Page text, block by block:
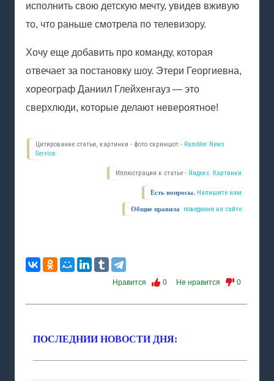
исполнить свою детскую мечту, увидев вживую
то, что раньше смотрела по телевизору.
Хочу еще добавить про команду, которая
отвечает за постановку шоу. Этери Георгиевна,
хореограф Даниил Глейхенгауз — это
сверхлюди, которые делают невероятное!
Цитирование статьи, картинки - фото скриншот - Rambler News
Service.
Иллюстрация к статье - Яндекс. Картинки.
Есть вопросы. Напишите нам.
Общие правила поведения на сайте.
Нравится 0 Не нравится 0
ПОСЛЕДНИИ НОВОСТИ ДНЯ: